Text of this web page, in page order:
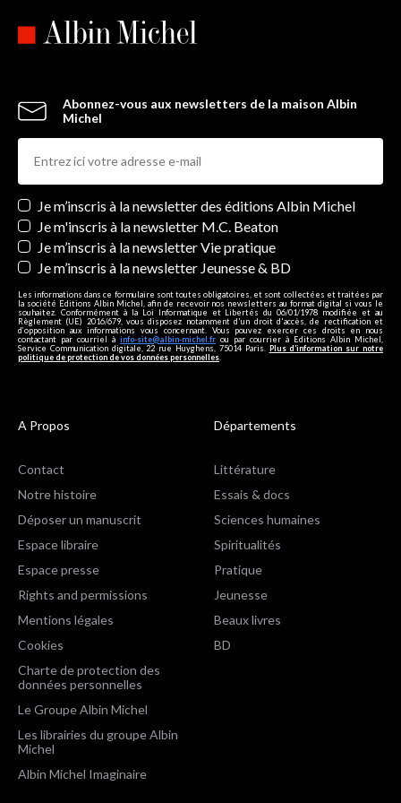
Abonnez-vous aux newsletters de la maison Albin
Michel
Newsletters
Je m’inscris à la newsletter des éditions Albin Michel
Je m'inscris à la newsletter M.C. Beaton
Je m’inscris à la newsletter Vie pratique
Je m’inscris à la newsletter Jeunesse & BD
Les informations dans ce formulaire sont toutes obligatoires, et sont collectées et traitées par
la société Editions Albin Michel, afin de recevoir nos newsletters au format digital si vous le
souhaitez. Conformément à la Loi Informatique et Libertés du 06/01/1978 modifiée et au
Règlement (UE) 2016/679, vous disposez notamment d'un droit d'accès, de rectification et
d’opposition aux informations vous concernant. Vous pouvez exercer ces droits en nous
contactant par courriel à info-site@albin-michel.fr ou par courrier à Editions Albin Michel,
Service Communication digitale, 22 rue Huyghens, 75014 Paris. Plus d’information sur notre
politique de protection de vos données personnelles
A Propos
Contact
Notre histoire
Déposer un manuscrit
Espace libraire
Espace presse
Rights and permissions
Mentions légales
Cookies
Charte de protection des
données personnelles
Le Groupe Albin Michel
Les librairies du groupe Albin
Michel
Albin Michel Imaginaire
Départements
Littérature
Essais & docs
Sciences humaines
Spiritualités
Pratique
Jeunesse
Beaux livres
BD